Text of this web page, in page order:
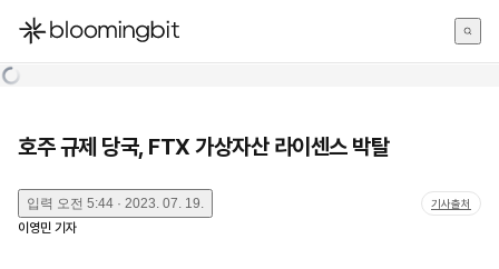
한국어
호주 규제 당국, FTX 가상자산 라이센스 박탈
입력 오전 5:44 · 2023. 07. 19. 기사출처
이영민 기자